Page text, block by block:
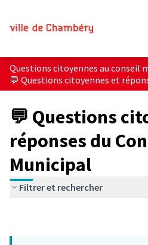
Questions citoyennes au conseil
💬 Questions citoyennes et
💬 Questions
réponses du
Municipal
Filtrer et rechercher